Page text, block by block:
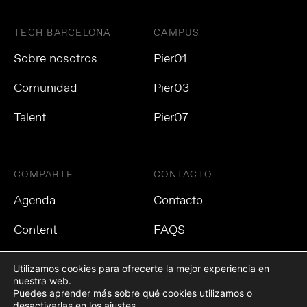
TECH BARCELONA
Sobre nosotros
Comunidad
Talent
CAMPUS
Pier01
Pier03
Pier07
COMPARTE
Agenda
Content
CONTACTO
Contacto
FAQS
Política de privacidad Política de cookies Aviso Legal
Utilizamos cookies para ofrecerte la mejor experiencia en
nuestra web.
Puedes aprender más sobre qué cookies utilizamos o